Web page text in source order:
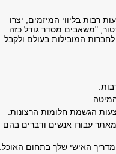
בליווי המיזמים, יצרו
"משאבים מסדר גודל כזה
המובילות בעולם ולקבל.
הגשמת חלומות הרצונות.
עבורו אנשים ודברים בהם
האישי שלך בתחום האוכל.